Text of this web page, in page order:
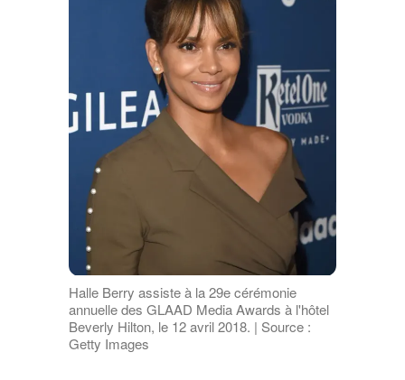
Halle Berry assiste à la 29e cérémonie
annuelle des GLAAD Media Awards à l'hôtel
Beverly Hilton, le 12 avril 2018. | Source :
Getty Images